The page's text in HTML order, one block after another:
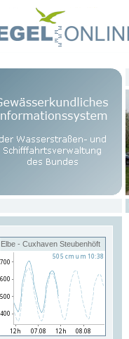
Elbe - Cuxhaven Steubenhöft